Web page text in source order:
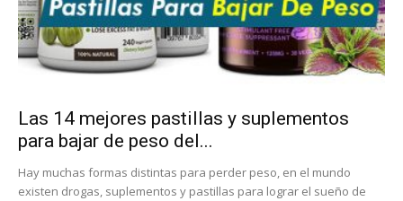
Las 14 mejores pastillas y suplementos
para bajar de peso del...
Hay muchas formas distintas para perder peso, en el mundo
existen drogas, suplementos y pastillas para lograr el sueño de